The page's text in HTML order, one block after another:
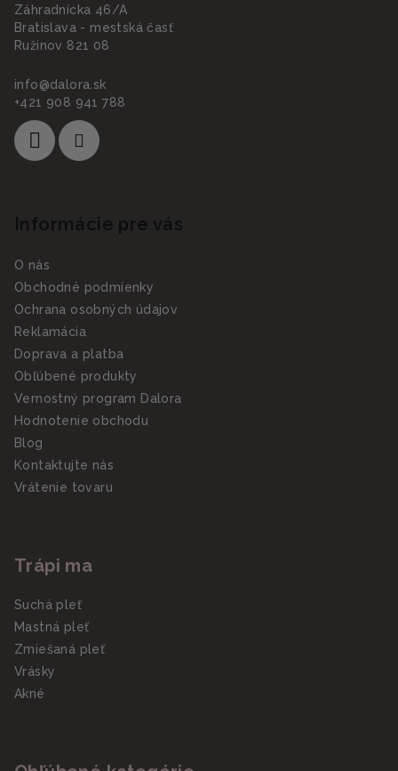
Záhradnícka 46/A
Bratislava - mestská časť
Ružinov 821 08
info@dalora.sk
+421 908 941 788
Informácie pre vás
O nás
Obchodné podmienky
Ochrana osobných údajov
Reklamácia
Doprava a platba
Obľúbené produkty
Vernostný program Dalora
Hodnotenie obchodu
Blog
Kontaktujte nás
Vrátenie tovaru
Trápi ma
Suchá pleť
Mastná pleť
Zmiešaná pleť
Vrásky
Akné